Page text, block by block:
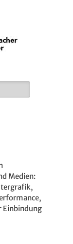
Medien:
Einbindung